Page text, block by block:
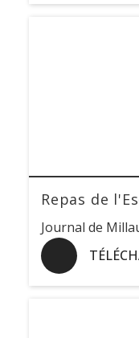
Repas de
Journal de